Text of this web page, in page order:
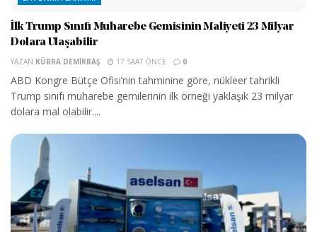
İlk Trump Sınıfı Muharebe Gemisinin Maliyeti 23 Milyar
Dolara Ulaşabilir
YAZAN KÜBRA DEMIRBAŞ 17 SAAT ÖNCE 0
ABD Kongre Bütçe Ofisi’nin tahminine göre, nükleer tahrikli
Trump sınıfı muharebe gemilerinin ilk örneği yaklaşık 23 milyar
dolara mal olabilir....